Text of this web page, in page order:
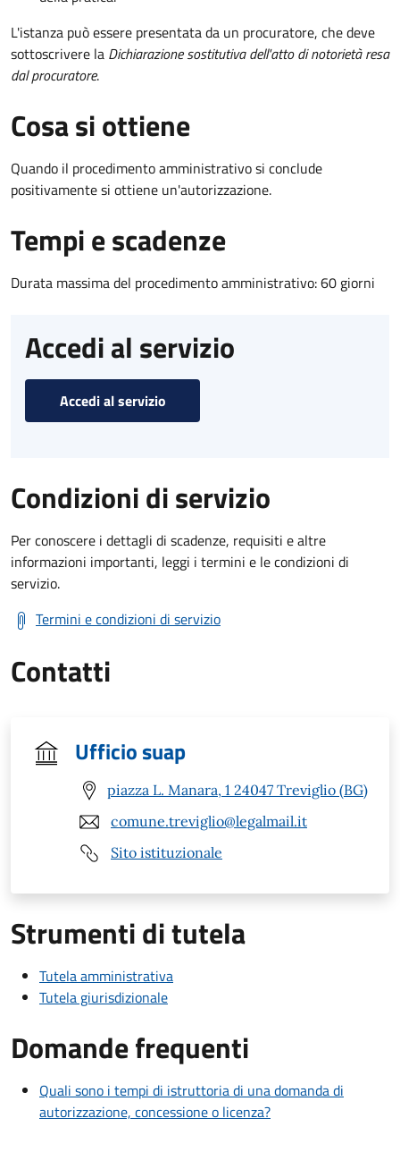
L'istanza può essere presentata da un procuratore, che deve
sottoscrivere la Dichiarazione sostitutiva dell'atto di notorietà resa
dal procuratore.
Cosa si ottiene
Quando il procedimento amministrativo si conclude
positivamente si ottiene un'autorizzazione.
Tempi e scadenze
Durata massima del procedimento amministrativo: 60 giorni
Accedi al servizio
Accedi al servizio
Condizioni di servizio
Per conoscere i dettagli di scadenze, requisiti e altre
informazioni importanti, leggi i termini e le condizioni di
servizio.
Termini e condizioni di servizio
Contatti
Ufficio suap
piazza L. Manara, 1 24047 Treviglio (BG)
comune.treviglio@legalmail.it
Sito istituzionale
Strumenti di tutela
Tutela amministrativa
Tutela giurisdizionale
Domande frequenti
Quali sono i tempi di istruttoria di una domanda di
autorizzazione, concessione o licenza?